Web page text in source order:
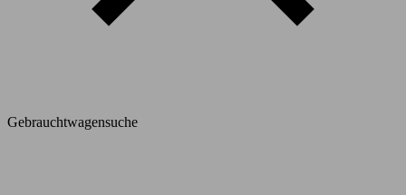
Gebrauchtwagensuche